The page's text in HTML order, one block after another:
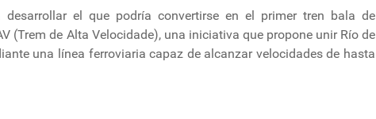
el que podría convertirse en el primer tren bala de
(Trem de Alta Velocidade), una iniciativa que propone unir Río de
una línea ferroviaria capaz de alcanzar velocidades de hasta